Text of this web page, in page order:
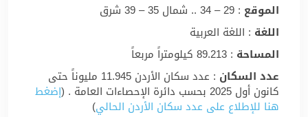
الموقع: 29 – 34 .. شمال 35 – 39 شرق
اللغة: اللغة العربية
المساحة: 89.213 كيلومتراً مربعاً
عدد السكان
: عدد سكان الأردن 11.945 مليوناً حتى
كانون أول 2025 بحسب دائرة الإحصاءات العامة . ( إضغط
هنا للإطلاع على عدد سكان الأردن الحالي)